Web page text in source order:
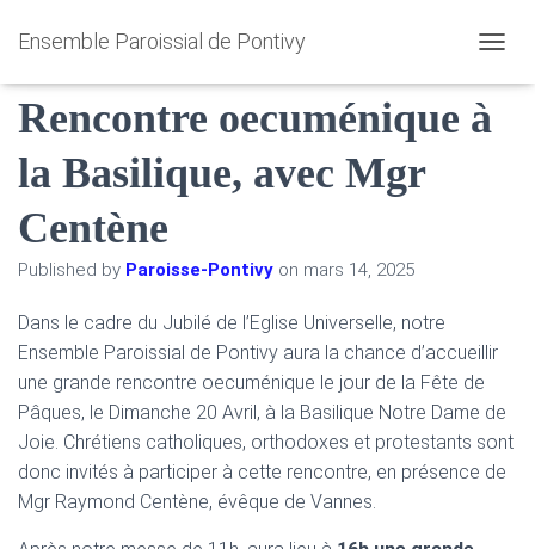
Ensemble Paroissial de Pontivy
U
R
L
A
V
I
[Oecuménisme] 20 Avril :
Rencontre oecuménique à
la Basilique, avec Mgr
Centène
Published by Paroisse-Pontivy on mars 14, 2025
Dans le cadre du Jubilé de l’Eglise Universelle, notre
Ensemble Paroissial de Pontivy aura la chance d’accueillir
une grande rencontre oecuménique le jour de la Fête de
Pâques, le Dimanche 20 Avril, à la Basilique Notre Dame de
Joie. Chrétiens catholiques, orthodoxes et protestants sont
donc invités à participer à cette rencontre, en présence de
Mgr Raymond Centène, évêque de Vannes.